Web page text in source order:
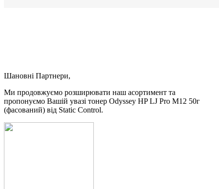
Шановні Партнери,
Ми продовжуємо розширювати наш асортимент та
пропонуємо Вашій увазі тонер Odyssey HP LJ Pro M12 50г
(фасований) від Static Control.